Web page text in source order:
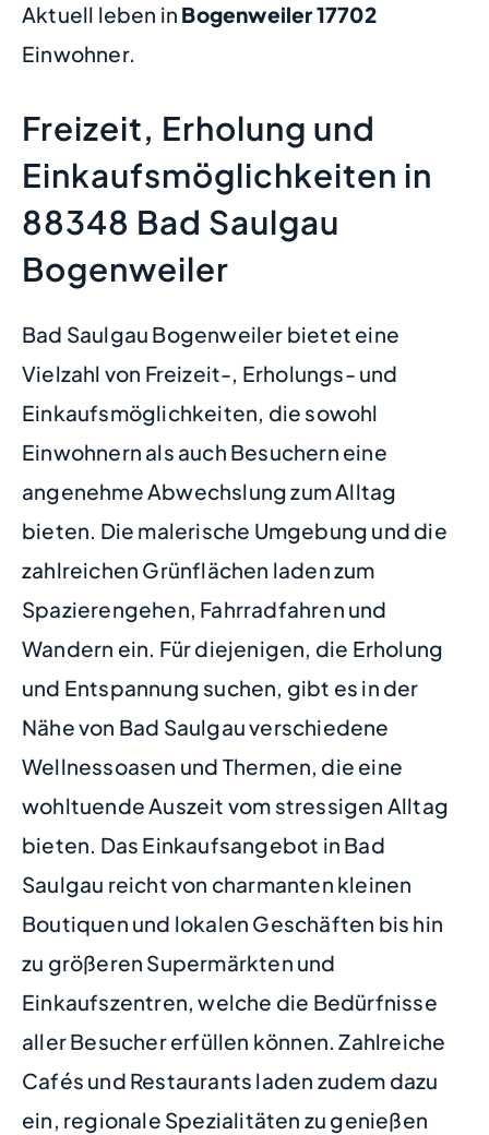
Aktuell leben in Bogenweiler17702
Einwohner.
Freizeit, Erholung und
Einkaufsmöglichkeiten in
88348 Bad Saulgau
Bogenweiler
Bad Saulgau Bogenweiler bietet eine
Vielzahl von Freizeit-, Erholungs- und
Einkaufsmöglichkeiten, die sowohl
Einwohnern als auch Besuchern eine
angenehme Abwechslung zum Alltag
bieten. Die malerische Umgebung und die
zahlreichen Grünflächen laden zum
Spazierengehen, Fahrradfahren und
Wandern ein. Für diejenigen, die Erholung
und Entspannung suchen, gibt es in der
Nähe von Bad Saulgau verschiedene
Wellnessoasen und Thermen, die eine
wohltuende Auszeit vom stressigen Alltag
bieten. Das Einkaufsangebot in Bad
Saulgau reicht von charmanten kleinen
Boutiquen und lokalen Geschäften bis hin
zu größeren Supermärkten und
Einkaufszentren, welche die Bedürfnisse
aller Besucher erfüllen können. Zahlreiche
Cafés und Restaurants laden zudem dazu
ein, regionale Spezialitäten zu genießen